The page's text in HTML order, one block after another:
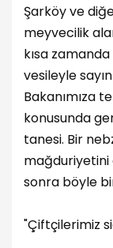
Şarköy ve
meyvecilik
kısa
vesileyle
Bakanımıza
konusunda
tanesi. Bir
mağduriyetini
sonra böyle
"Çiftçilerimiz